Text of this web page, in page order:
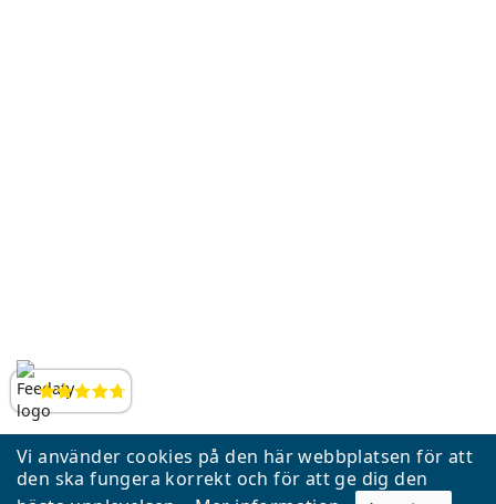
Vi använder cookies på den här webbplatsen för att
den ska fungera korrekt och för att ge dig den
Recensioner